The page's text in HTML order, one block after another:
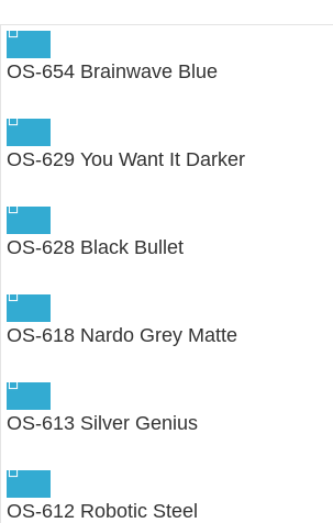
OS-654 Brainwave Blue
OS-629 You Want It Darker
OS-628 Black Bullet
OS-618 Nardo Grey Matte
OS-613 Silver Genius
OS-612 Robotic Steel